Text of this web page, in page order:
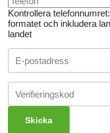
Kontrollera
formatet och inkludera
landet